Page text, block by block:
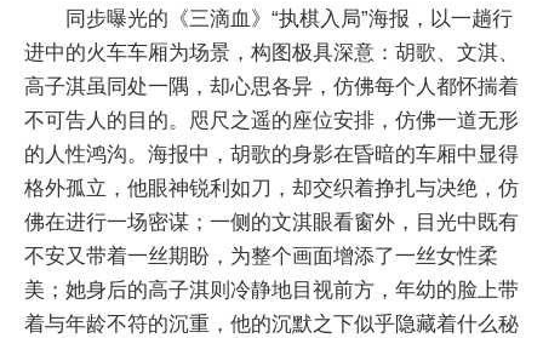
同步曝光的《三滴血》“执棋入局”海报，以一趟行
进中的火车车厢为场景，构图极具深意：胡歌、文淇、
高子淇虽同处一隅，却心思各异，仿佛每个人都怀揣着
不可告人的目的。咫尺之遥的座位安排，仿佛一道无形
的人性鸿沟。海报中，胡歌的身影在昏暗的车厢中显得
格外孤立，他眼神锐利如刀，却交织着挣扎与决绝，仿
佛在进行一场密谋；一侧的文淇眼看窗外，目光中既有
不安又带着一丝期盼，为整个画面增添了一丝女性柔
美；她身后的高子淇则冷静地目视前方，年幼的脸上带
着与年龄不符的沉重，他的沉默之下似乎隐藏着什么秘